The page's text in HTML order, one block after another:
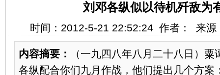
刘邓各纵似以待机歼敌为
时间：2012-5-21 22:52:24 作者： 来
内容摘要：
（一九四八年八月二十八日）
各纵配合你们九月作战，他们提出几个方案